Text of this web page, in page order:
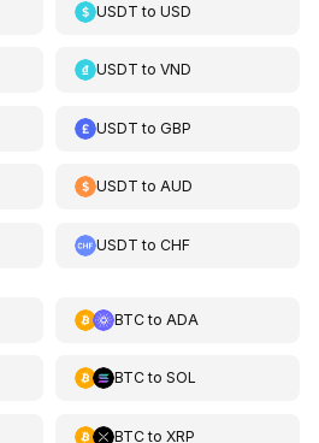
USDT toUSD
USDT toVND
USDT toGBP
USDT toAUD
USDT toCHF
BTCto ADA
BTCto SOL
BTCto XRP